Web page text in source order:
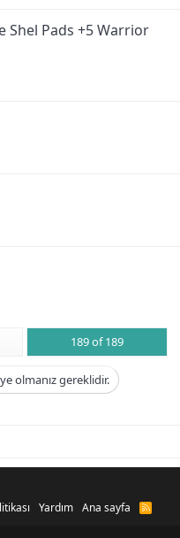
Shel Pads +5 Warrior
189 of 189
olmanız gereklidir.
Yardım Ana sayfa
R